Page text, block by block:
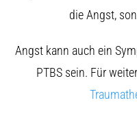
die Angst,
Angst kann auch ein
PTBS sein. Für